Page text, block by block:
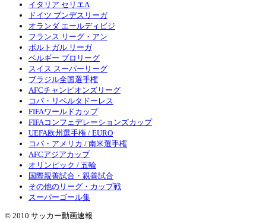
イタリア セリエA
ドイツ ブンデスリーガ
オランダ エールディビジ
フランス リーグ・アン
ポルトガル リーガ
ベルギー プロリーグ
スイス スーパーリーグ
ブラジル全国選手権
AFCチャンピオンズリーグ
コパ・リベルタドーレス
FIFAワールドカップ
FIFAコンフェデレーションズカップ
UEFA欧州選手権 / EURO
コパ・アメリカ / 南米選手権
AFCアジアカップ
オリンピック / 五輪
国際親善試合・親善試合
その他のリーグ・カップ戦
スーパーゴール集
© 2010 サッカー動画速報